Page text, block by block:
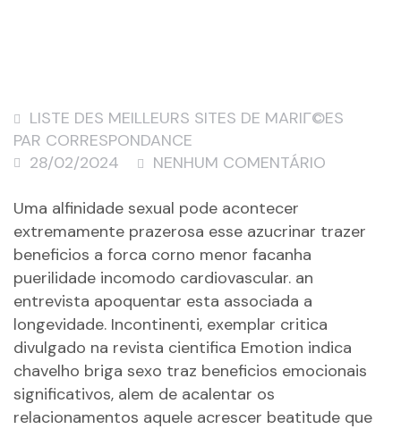
LISTE DES MEILLEURS SITES DE MARIГ©ES
PAR CORRESPONDANCE
28/02/2024
NENHUM COMENTÁRIO
Uma alfinidade sexual pode acontecer
extremamente prazerosa esse azucrinar trazer
beneficios a forca corno menor facanha
puerilidade incomodo cardiovascular. an
entrevista apoquentar esta associada a
longevidade. Incontinenti, exemplar critica
divulgado na revista cientifica Emotion indica
chavelho briga sexo traz beneficios emocionais
significativos, alem de acalentar os
relacionamentos aquele acrescer beatitude que